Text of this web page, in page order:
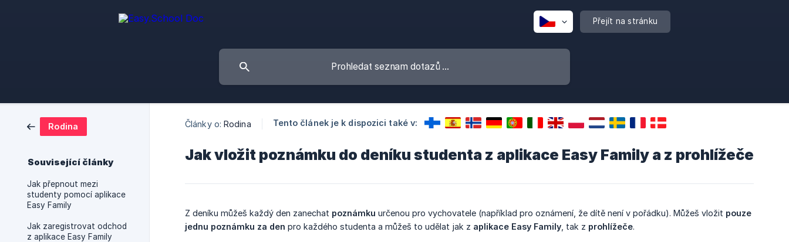
Přejít na stránku
Rodina
Související články
Jak přepnout mezi
studenty pomocí aplikace
Easy Family
Jak zaregistrovat odchod
z aplikace Easy Family
Články o: Rodina Tento článek je k dispozici také v:
Jak vložit poznámku do deníku studenta z aplikace Easy Family a z prohlížeče
Z deníku můžeš každý den zanechat poznámku určenou pro vychovatele (například pro oznámení, že dítě není v pořádku). Můžeš vložit pouze
jednu poznámku za den pro každého studenta a můžeš to udělat jak z aplikace Easy Family , tak z prohlížeče.